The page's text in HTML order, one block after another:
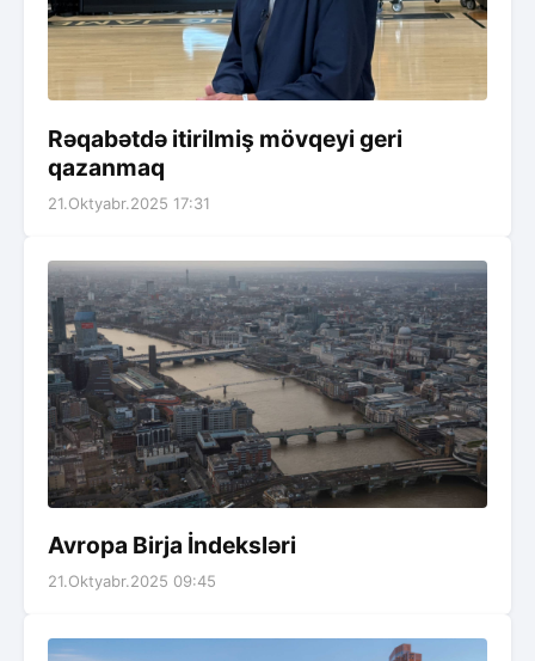
Rəqabətdə itirilmiş mövqeyi geri
qazanmaq
21.Oktyabr.2025 17:31
Avropa Birja İndeksləri
21.Oktyabr.2025 09:45